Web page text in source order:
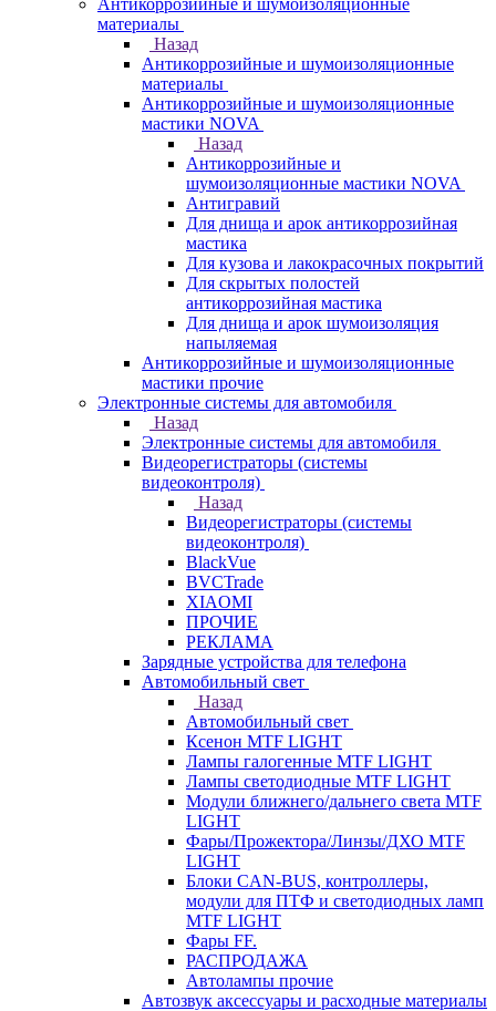
Антикоррозийные и шумоизоляционные
материалы
Назад
Антикоррозийные и шумоизоляционные
материалы
Антикоррозийные и шумоизоляционные
мастики NOVA
Назад
Антикоррозийные и
шумоизоляционные мастики NOVA
Антигравий
Для днища и арок антикоррозийная
мастика
Для кузова и лакокрасочных покрытий
Для скрытых полостей
антикоррозийная мастика
Для днища и арок шумоизоляция
напыляемая
Антикоррозийные и шумоизоляционные
мастики прочие
Электронные системы для автомобиля
Назад
Электронные системы для автомобиля
Видеорегистраторы (системы
видеоконтроля)
Назад
Видеорегистраторы (системы
видеоконтроля)
BlackVue
BVCTrade
XIAOMI
ПРОЧИЕ
РЕКЛАМА
Зарядные устройства для телефона
Автомобильный свет
Назад
Автомобильный свет
Ксенон MTF LIGHT
Лампы галогенные MTF LIGHT
Лампы светодиодные MTF LIGHT
Модули ближнего/дальнего света MTF
LIGHT
Фары/Прожектора/Линзы/ДХО MTF
LIGHT
Блоки CAN-BUS, контроллеры,
модули для ПТФ и светодиодных ламп
MTF LIGHT
Фары FF.
РАСПРОДАЖА
Автолампы прочие
Автозвук аксессуары и расходные материалы